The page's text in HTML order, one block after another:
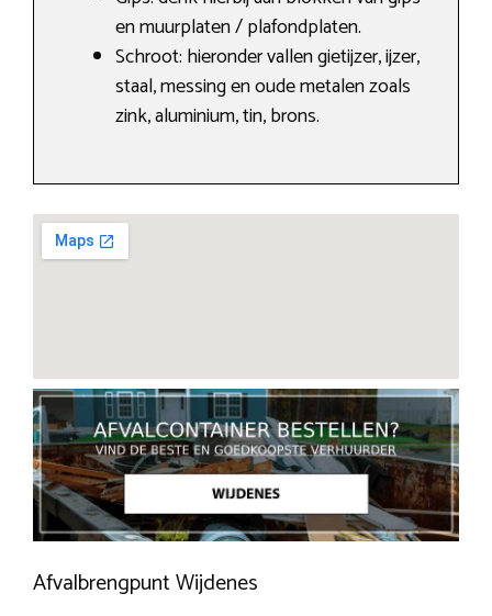
en muurplaten / plafondplaten.
Schroot: hieronder vallen gietijzer, ijzer,
staal, messing en oude metalen zoals
zink, aluminium, tin, brons.
Afvalbrengpunt Wijdenes